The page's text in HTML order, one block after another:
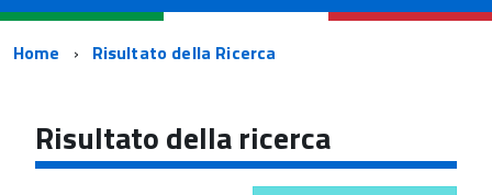
Percorso
navigazione
Home Risultato della Ricerca
Risultato della ricerca